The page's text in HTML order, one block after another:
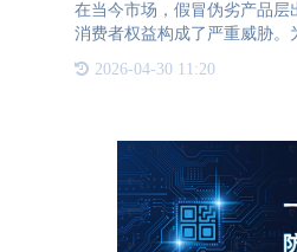
在当今市场，假冒伪劣产品层
消费者权益构成了严重威胁。
来越多的企业选择定制一物一
品的真实性和可追溯性。然而
2026-04-30 11:20